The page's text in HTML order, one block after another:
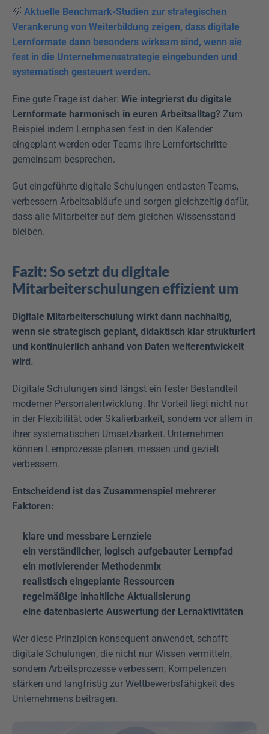
💡 Aktuelle Benchmark-Studien zur strategischen
Verankerung von Weiterbildung zeigen, dass digitale
Lernformate dann besonders wirksam sind, wenn sie
fest in die Unternehmensstrategie eingebunden und
systematisch gesteuert werden.
Eine gute Frage ist daher: Wie integrierst du digitale
Lernformate harmonisch in euren Arbeitsalltag? Zum
Beispiel indem Lernphasen fest in den Kalender
eingeplant werden oder Teams ihre Lernfortschritte
gemeinsam besprechen.
Gut eingeführte digitale Schulungen entlasten Teams,
verbessern Arbeitsabläufe und sorgen gleichzeitig dafür,
dass alle Mitarbeiter auf dem gleichen Wissensstand
bleiben.
Fazit: So setzt du digitale
Mitarbeiterschulungen effizient um
Digitale Mitarbeiterschulung wirkt dann nachhaltig,
wenn sie strategisch geplant, didaktisch klar strukturiert
und kontinuierlich anhand von Daten weiterentwickelt
wird.
Digitale Schulungen sind längst ein fester Bestandteil
moderner Personalentwicklung. Ihr Vorteil liegt nicht nur
in der Flexibilität oder Skalierbarkeit, sondern vor allem in
ihrer systematischen Umsetzbarkeit. Unternehmen
können Lernprozesse planen, messen und gezielt
verbessern.
Entscheidend ist das Zusammenspiel mehrerer
Faktoren:
klare und messbare Lernziele
ein verständlicher, logisch aufgebauter Lernpfad
ein motivierender Methodenmix
realistisch eingeplante Ressourcen
regelmäßige inhaltliche Aktualisierung
eine datenbasierte Auswertung der Lernaktivitäten
Wer diese Prinzipien konsequent anwendet, schafft
digitale Schulungen, die nicht nur Wissen vermitteln,
sondern Arbeitsprozesse verbessern, Kompetenzen
stärken und langfristig zur Wettbewerbsfähigkeit des
Unternehmens beitragen.